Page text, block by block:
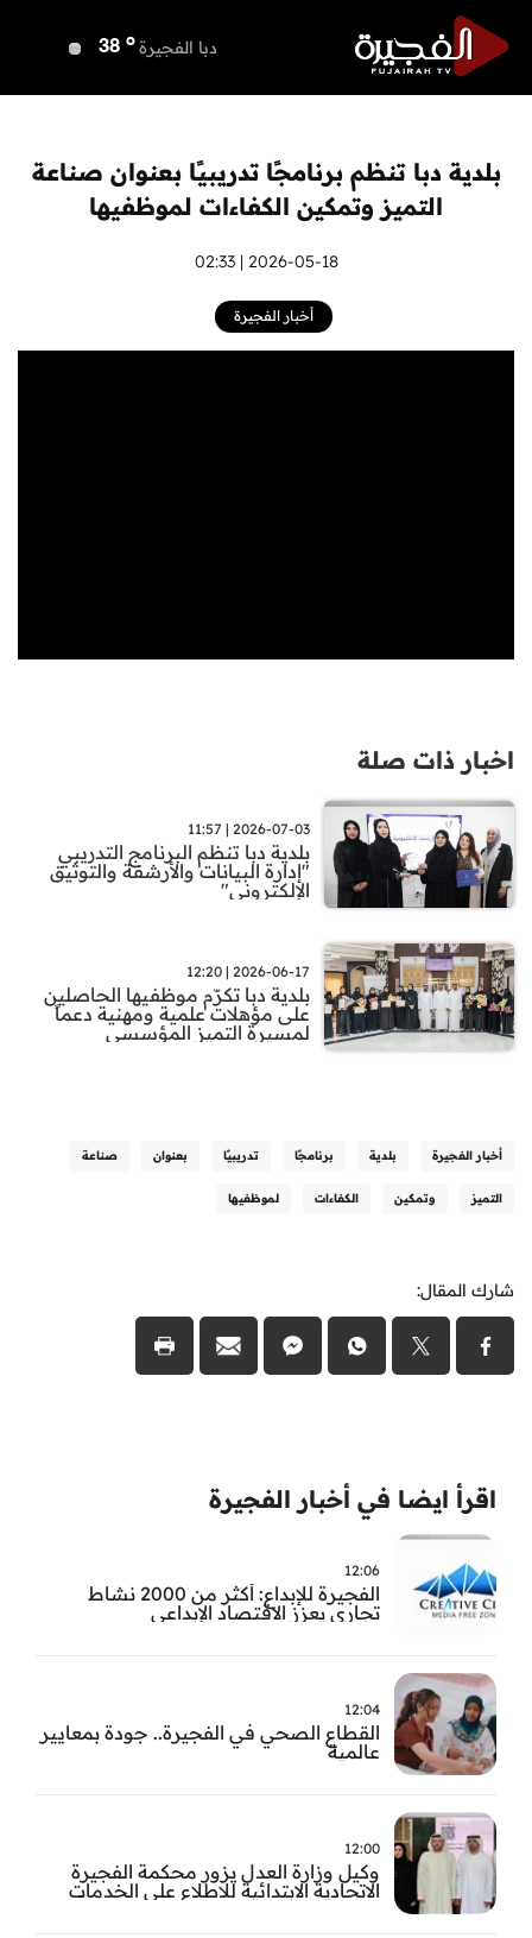
دبا الفجيرة 38 o
أم القيوين 37 o
راس الخيمة 39 o
الفجيرة
بلدية دبا تنظم برنامجًا تدريبيًا بعنوان صناعة
التميز وتمكين الكفاءات لموظفيها
2026-05-18 | 02:33
أخبار الفجيرة
اخبار ذات صلة
2026-07-03 | 11:57
بلدية دبا تنظم البرنامج التدريبي
"إدارة البيانات والأرشفة والتوثيق
الإلكتروني"
2026-06-17 | 12:20
بلدية دبا تكرّم موظفيها الحاصلين
على مؤهلات علمية ومهنية دعماً
لمسيرة التميز المؤسسي
أخبار الفجيرة بلدية برنامجًا تدريبيًا بعنوان صناعة
التميز وتمكين الكفاءات لموظفيها
شارك المقال:
اقرأ ايضا في أخبار الفجيرة
12:06
الفجيرة للإبداع: أكثر من 2000 نشاط
تجاري يعزز الاقتصاد الإبداعي
12:04
القطاع الصحي في الفجيرة.. جودة بمعايير
عالمية
12:00
وكيل وزارة العدل يزور محكمة الفجيرة
الاتحادية الابتدائية للاطلاع على الخدمات